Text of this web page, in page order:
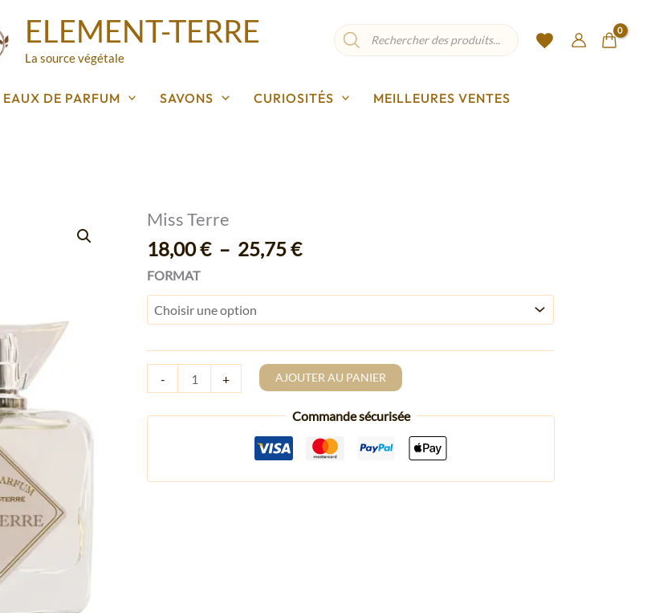
ELEMENT-TERRE
La source végétale
Recherche
de
EAUX DE PARFUM SAVONS CURIOSITÉS MEILLEURES VENTES
Miss Terre
18,00€ – 25,75€de
prix :
à
25,75 €
FORMAT
-
quantité
de
Miss
Terre
+ AJOUTER AU PANIER
Commande sécurisée